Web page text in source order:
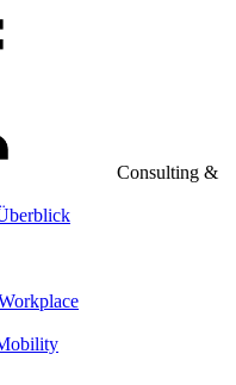
Consulting &